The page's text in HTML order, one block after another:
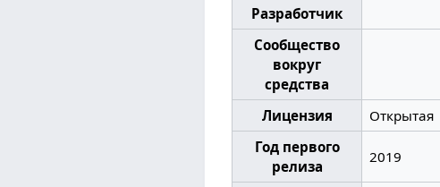
Разработчик
Сообщество
вокруг
средства
Лицензия
Открытая
Год первого
релиза
2019